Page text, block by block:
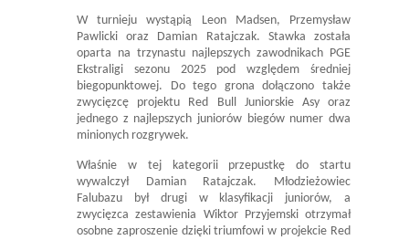
W turnieju wystąpią Leon Madsen, Przemysław
Pawlicki oraz Damian Ratajczak. Stawka została
oparta na trzynastu najlepszych zawodnikach PGE
Ekstraligi sezonu 2025 pod względem średniej
biegopunktowej. Do tego grona dołączono także
zwycięzcę projektu Red Bull Juniorskie Asy oraz
jednego z najlepszych juniorów biegów numer dwa
minionych rozgrywek.
Właśnie w tej kategorii przepustkę do startu
wywalczył Damian Ratajczak. Młodzieżowiec
Falubazu był drugi w klasyfikacji juniorów, a
zwycięzca zestawienia Wiktor Przyjemski otrzymał
osobne zaproszenie dzięki triumfowi w projekcie Red